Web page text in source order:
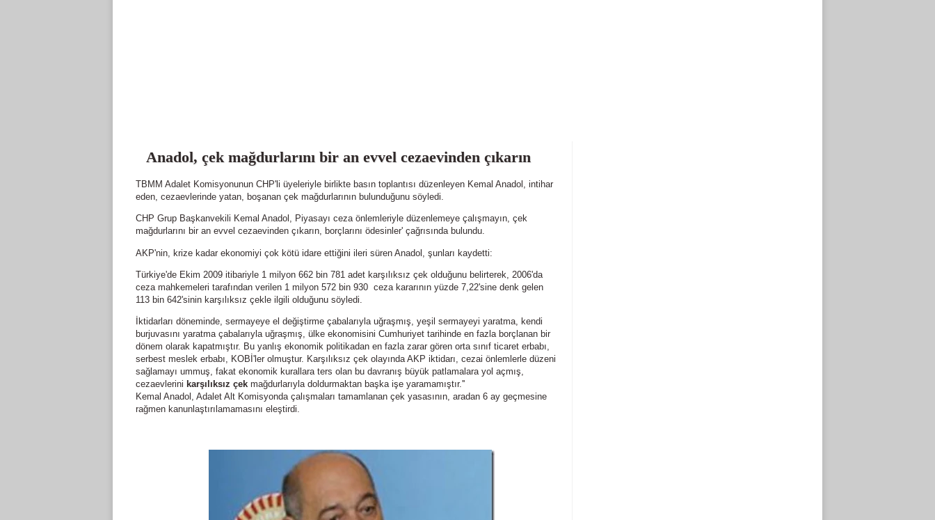
Anadol, çek mağdurlarını bir an evvel cezaevinden çıkarın
TBMM Adalet Komisyonunun CHP'li üyeleriyle birlikte basın toplantısı düzenleyen Kemal Anadol, intihar
eden, cezaevlerinde yatan, boşanan çek mağdurlarının bulunduğunu söyledi.
CHP Grup Başkanvekili Kemal Anadol, Piyasayı ceza önlemleriyle düzenlemeye çalışmayın, çek
mağdurlarını bir an evvel cezaevinden çıkarın, borçlarını ödesinler' çağrısında bulundu.
AKP'nin, krize kadar ekonomiyi çok kötü idare ettiğini ileri süren Anadol, şunları kaydetti:
Türkiye'de Ekim 2009 itibariyle 1 milyon 662 bin 781 adet karşılıksız çek olduğunu belirterek, 2006'da
ceza mahkemeleri tarafından verilen 1 milyon 572 bin 930 ceza kararının yüzde 7,22'sine denk gelen
113 bin 642'sinin karşılıksız çekle ilgili olduğunu söyledi.
İktidarları döneminde, sermayeye el değiştirme çabalarıyla uğraşmış, yeşil sermayeyi yaratma, kendi
burjuvasını yaratma çabalarıyla uğraşmış, ülke ekonomisini Cumhuriyet tarihinde en fazla borçlanan bir
dönem olarak kapatmıştır. Bu yanlış ekonomik politikadan en fazla zarar gören orta sınıf ticaret erbabı,
serbest meslek erbabı, KOBİ'ler olmuştur. Karşılıksız çek olayında AKP iktidarı, cezai önlemlerle düzeni
sağlamayı ummuş, fakat ekonomik kurallara ters olan bu davranış büyük patlamalara yol açmış,
cezaevlerini karşılıksız çek mağdurlarıyla doldurmaktan başka işe yaramamıştır.''
Kemal Anadol, Adalet Alt Komisyonda çalışmaları tamamlanan çek yasasının, aradan 6 ay geçmesine
rağmen kanunlaştırılamamasını eleştirdi.